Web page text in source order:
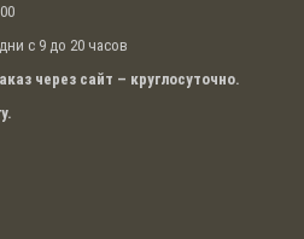
с 9 до 20 часов
через сайт – круглосуточно.